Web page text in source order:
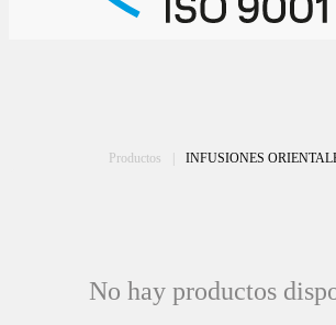
Productos INFUSIONES
No hay productos